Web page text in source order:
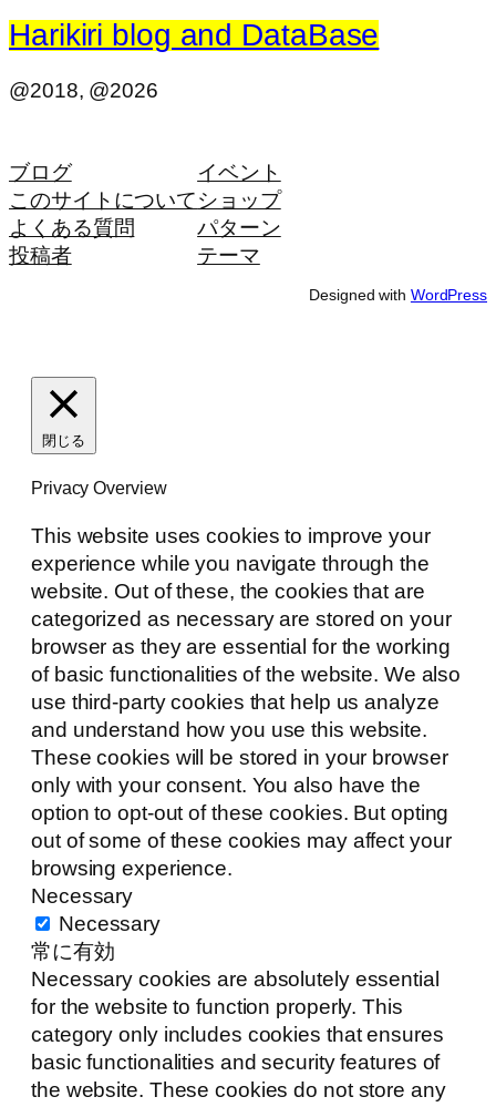
Harikiri blog and DataBase
@2018, @2026
ブログ
このサイトについて
よくある質問
投稿者
イベント
ショップ
パターン
テーマ
Designed with WordPress
閉じる
Privacy Overview
This website uses cookies to improve your
experience while you navigate through the
website. Out of these, the cookies that are
categorized as necessary are stored on your
browser as they are essential for the working
of basic functionalities of the website. We also
use third-party cookies that help us analyze
and understand how you use this website.
These cookies will be stored in your browser
only with your consent. You also have the
option to opt-out of these cookies. But opting
out of some of these cookies may affect your
browsing experience.
Necessary
Necessary
常に有効
Necessary cookies are absolutely essential
for the website to function properly. This
category only includes cookies that ensures
basic functionalities and security features of
the website. These cookies do not store any